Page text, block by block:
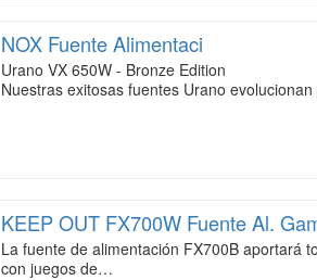
NOX Fuente Alimentaci
Urano VX 650W - Bronze Edition
Nuestras exitosas fuentes Urano
KEEP OUT FX700W Fuente Al.
La fuente de alimentación FX700B aportará
con juegos de…